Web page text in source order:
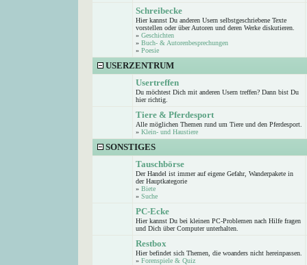
Schreibecke
Hier kannst Du anderen Usern selbstgeschriebene Texte
vorstellen oder über Autoren und deren Werke diskutieren.
» Geschichten
» Buch- & Autorenbesprechungen
» Poesie
USERZENTRUM
Usertreffen
Du möchtest Dich mit anderen Usern treffen? Dann bist Du
hier richtig.
Tiere & Pferdesport
Alle möglichen Themen rund um Tiere und den Pferdesport.
» Klein- und Haustiere
SONSTIGES
Tauschbörse
Der Handel ist immer auf eigene Gefahr, Wanderpakete in
der Hauptkategorie
» Biete
» Suche
PC-Ecke
Hier kannst Du bei kleinen PC-Problemen nach Hilfe fragen
und Dich über Computer unterhalten.
Restbox
Hier befindet sich Themen, die woanders nicht hereinpassen.
» Forenspiele & Quiz